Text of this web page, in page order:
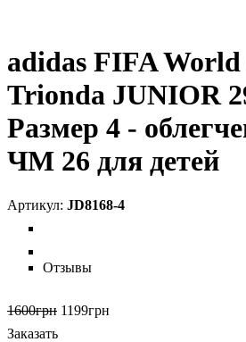
adidas FIFA
Trionda JUNIOR
Размер 4 -
ЧМ 26 для детей
JD8168-4
Отзывы
1600грн 1199грн
Заказать